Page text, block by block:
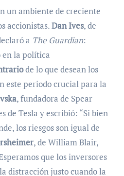
un ambiente de creciente
accionistas.Dan Ives, de
a The Guardian:
en la política
de lo que desean los
este periodo crucial para la
, fundadora de Spear
de Tesla y escribió: “Si bien
los riesgos son igual de
, de William Blair,
que los inversores
distracción justo cuando la